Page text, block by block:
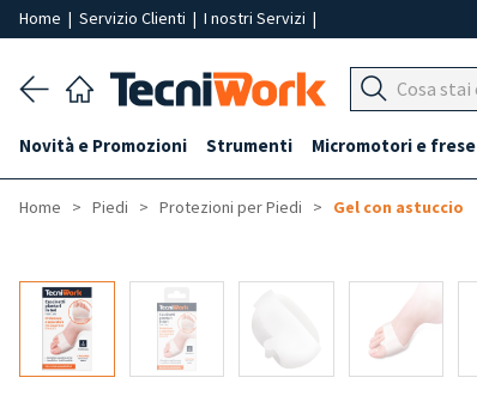
Home | Servizio Clienti | I nostri Servizi |
Novità e Promozioni Strumenti Micromotori e frese
Home Piedi Protezioni per Piedi Gel con astuccio